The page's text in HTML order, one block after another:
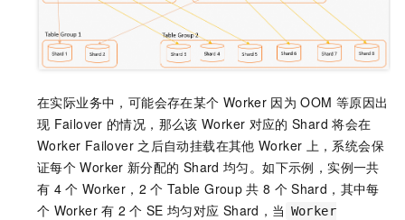
在实际业务中，可能会存在某个 Worker 因为 OOM 等原因出
现 Failover 的情况，那么该 Worker 对应的 Shard 将会在
Worker Failover 之后自动挂载在其他 Worker 上，系统会保
证每个 Worker 新分配的 Shard 均匀。如下示例，实例一共
有 4 个 Worker，2 个 Table Group 共 8 个 Shard，其中每
个 Worker 有 2 个 SE 均匀对应 Shard，当 Worker